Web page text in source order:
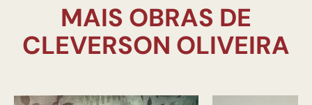
MAIS OBRAS DE